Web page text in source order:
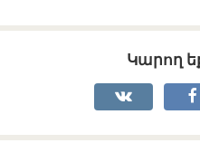
Կարող